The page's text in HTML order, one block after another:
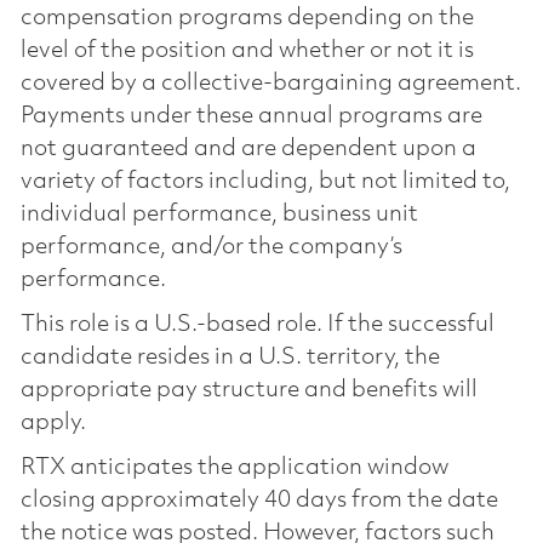
compensation programs depending on the
level of the position and whether or not it is
covered by a collective-bargaining agreement.
Payments under these annual programs are
not guaranteed and are dependent upon a
variety of factors including, but not limited to,
individual performance, business unit
performance, and/or the company’s
performance.
This role is a U.S.-based role. If the successful
candidate resides in a U.S. territory, the
appropriate pay structure and benefits will
apply.
RTX anticipates the application window
closing approximately 40 days from the date
the notice was posted. However, factors such